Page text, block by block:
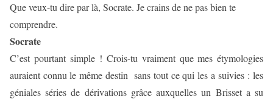
Que veux-tu dire par là, Socrate. Je crains de ne pas bien te
comprendre.
Socrate
C’est pourtant simple ! Crois-tu vraiment que mes étymologies
auraient connu le même destin sans tout ce qui les a suivies :les
géniales séries de dérivations grâce auxquelles un Brisset a su